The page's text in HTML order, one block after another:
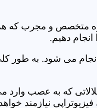
متخصص و مجرب که
دهیم.
می شود. به طور
که به عصب
نیازمند